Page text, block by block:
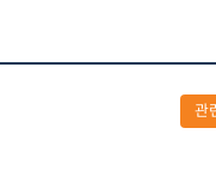
관